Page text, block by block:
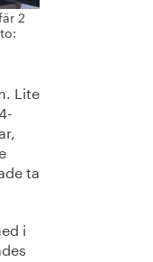
2
Lite
ta
i